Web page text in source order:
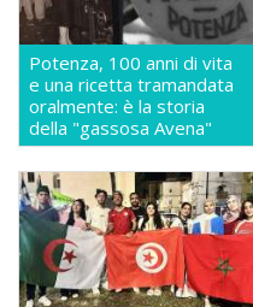
Potenza, 100 anni di vita
e una ricetta tramandata
oralmente: è la storia
della "gassosa Avena"